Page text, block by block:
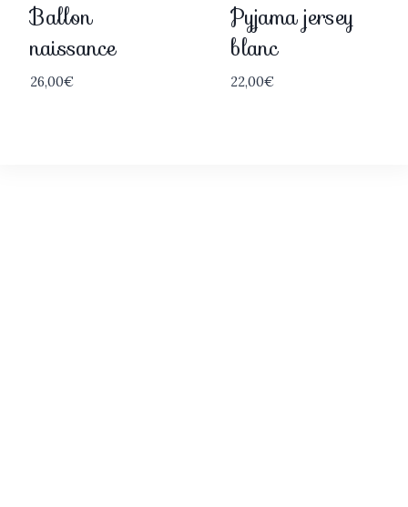
Ballon
naissance
26,00€
Pyjama jersey
blanc
22,00€